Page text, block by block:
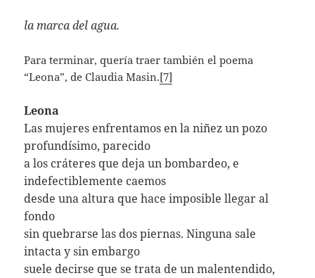
la marca del agua.
Para terminar, quería traer también el poema
“Leona”, de Claudia Masin.[7]
Leona
Las mujeres enfrentamos en la niñez un pozo
profundísimo, parecido
a los cráteres que deja un bombardeo, e
indefectiblemente caemos
desde una altura que hace imposible llegar al
fondo
sin quebrarse las dos piernas. Ninguna sale
intacta y sin embargo
suele decirse que se trata de un malentendido,